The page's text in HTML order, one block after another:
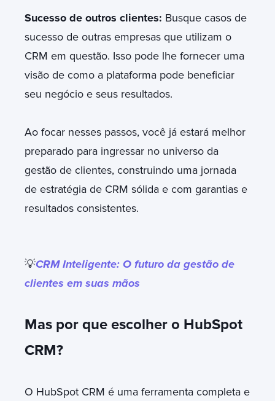
Sucesso de outros clientes: Busque casos de
sucesso de outras empresas que utilizam o
CRM em questão. Isso pode lhe fornecer uma
visão de como a plataforma pode beneficiar
seu negócio e seus resultados.
Ao focar nesses passos, você já estará melhor
preparado para ingressar no universo da
gestão de clientes, construindo uma jornada
de estratégia de CRM sólida e com garantias e
resultados consistentes.
💡CRM Inteligente: O futuro da gestão de
clientes em suas mãos
Mas por que escolher o HubSpot
CRM?
O HubSpot CRM é uma ferramenta completa e